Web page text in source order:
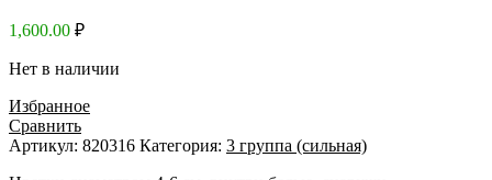
1,600.00 ₽
Нет в наличии
Избранное
Сравнить
Артикул: 820316 Категория: 3 группа (сильная)